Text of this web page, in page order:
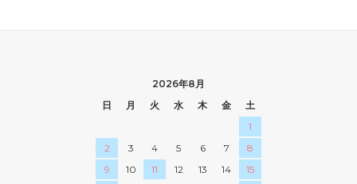
2026年8月
日
月 火 水 木 金
土
1
2
3 4 5 6 7
8
9
10 11 12 13 14
15